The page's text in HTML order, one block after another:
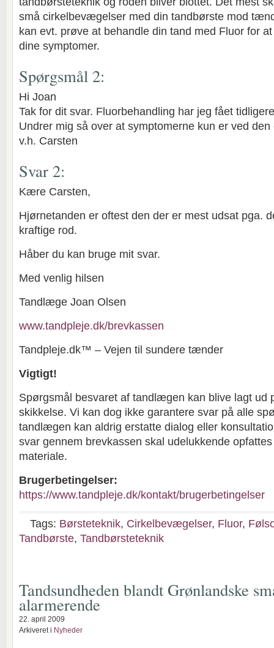
små cirkelbevægelser med din tandbørste mod
kan evt. prøve at behandle din tand med Fluor for
dine symptomer.
Spørgsmål 2:
Hi Joan
Tak for dit svar. Fluorbehandling har jeg fået
Undrer mig så over at symptomerne kun er ved den
v.h. Carsten
Svar 2:
Kære Carsten,
Hjørnetanden er oftest den der er mest udsat pga.
kraftige rod.
Håber du kan bruge mit svar.
Med venlig hilsen
Tandlæge Joan Olsen
www.tandpleje.dk/brevkassen
Tandpleje.dk™ – Vejen til sundere tænder
Vigtigt!
Spørgsmål besvaret af tandlægen kan blive lagt ud
skikkelse. Vi kan dog ikke garantere svar på alle
tandlægen kan aldrig erstatte dialog eller
svar gennem brevkassen skal udelukkende
materiale.
Brugerbetingelser:
https://www.tandpleje.dk/kontakt/brugerbetingelser
Tags: Børsteteknik, Cirkelbevægelser, Fluor,
Tandbørste, Tandbørsteteknik
Tandsundheden blandt Grønlandske
alarmerende
22. april 2009
Arkiveret i Nyheder